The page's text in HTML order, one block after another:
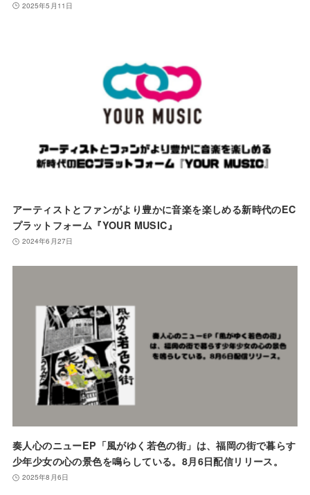
2025年5月11日
アーティストとファンがより豊かに音楽を楽しめる新時代のEC
プラットフォーム『YOUR MUSIC』
2024年6月27日
奏人心のニューEP「風がゆく若色の街」は、福岡の街で暮らす
少年少女の心の景色を鳴らしている。8月6日配信リリース。
2025年8月6日